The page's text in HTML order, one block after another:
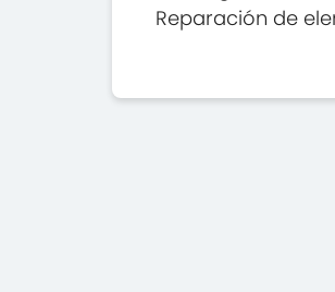
Reparación de